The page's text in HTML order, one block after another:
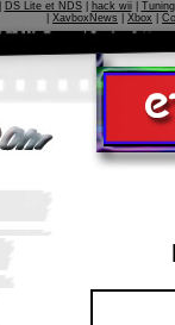
DS Lite et NDS| hack wii|
XavboxNews Xbox